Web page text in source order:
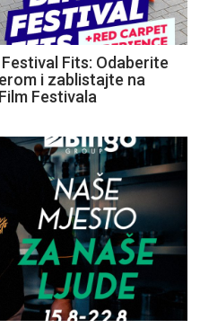
Fits: Odaberite
i zablistajte na
Festivala